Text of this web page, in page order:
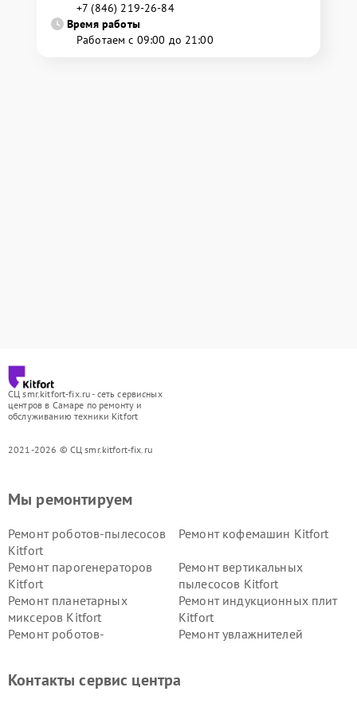
+7 (846) 219-26-84
Время работы
Работаем с 09:00 до 21:00
СЦ smr.kitfort-fix.ru - сеть сервисных
центров в Самаре по ремонту и
обслуживанию техники Kitfort
2021-2026 © СЦ smr.kitfort-fix.ru
Мы ремонтируем
Ремонт роботов-пылесосов
Kitfort
Ремонт кофемашин Kitfort
Ремонт парогенераторов
Kitfort
Ремонт вертикальных
пылесосов Kitfort
Ремонт планетарных
миксеров Kitfort
Ремонт индукционных плит
Kitfort
Ремонт роботов-
Ремонт увлажнителей
Kitfort
Kitfort
Контакты сервис центра